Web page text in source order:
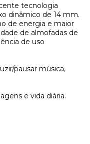
tecnologia
dinâmico de 14 mm.
de energia e maior
de almofadas de
de uso
pausar música,
e vida diária.